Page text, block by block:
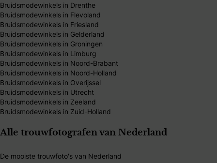
Bruidsmodewinkels in Drenthe
Bruidsmodewinkels in Flevoland
Bruidsmodewinkels in Friesland
Bruidsmodewinkels in Gelderland
Bruidsmodewinkels in Groningen
Bruidsmodewinkels in Limburg
Bruidsmodewinkels in Noord-Brabant
Bruidsmodewinkels in Noord-Holland
Bruidsmodewinkels in Overijssel
Bruidsmodewinkels in Utrecht
Bruidsmodewinkels in Zeeland
Bruidsmodewinkels in Zuid-Holland
Alle trouwfotografen van Nederland
De mooiste trouwfoto's van Nederland